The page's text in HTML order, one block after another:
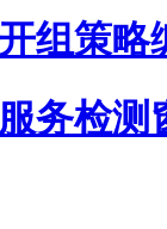
组策略
务检测